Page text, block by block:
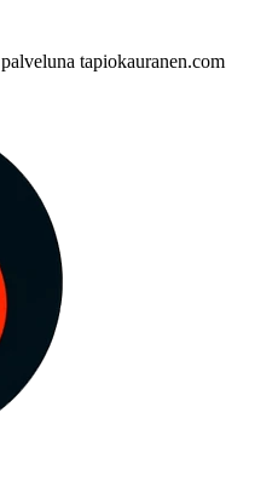
palveluna tapiokauranen.com